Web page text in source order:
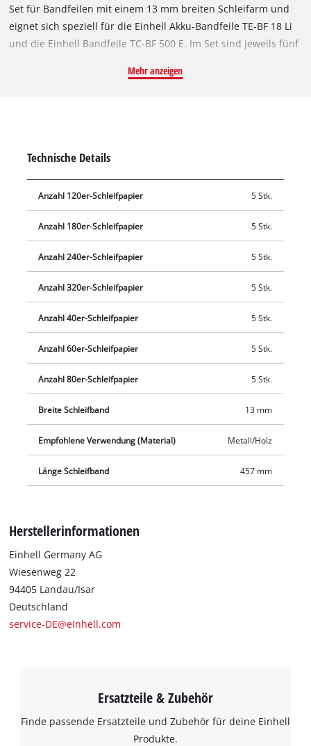
Set für Bandfeilen mit einem 13 mm breiten Schleifarm und
eignet sich speziell für die Einhell Akku-Bandfeile TE-BF 18 Li
und die Einhell Bandfeile TC-BF 500 E. Im Set sind jeweils fünf
und 320 enthalten. Abgenutzte Schleifbänder können einfach
Mehr anzeigen
Technische Details
Anzahl 120er-Schleifpapier 5 Stk.
Anzahl 180er-Schleifpapier 5 Stk.
Anzahl 240er-Schleifpapier 5 Stk.
Anzahl 320er-Schleifpapier 5 Stk.
Anzahl 40er-Schleifpapier 5 Stk.
Anzahl 60er-Schleifpapier 5 Stk.
Anzahl 80er-Schleifpapier 5 Stk.
Breite Schleifband 13 mm
Empfohlene Verwendung (Material) Metall/Holz
Länge Schleifband 457 mm
Herstellerinformationen
Einhell Germany AG
Wiesenweg 22
94405 Landau/Isar
Deutschland
service-DE@einhell.com
Ersatzteile & Zubehör
Finde passende Ersatzteile und Zubehör für deine Einhell
Produkte.